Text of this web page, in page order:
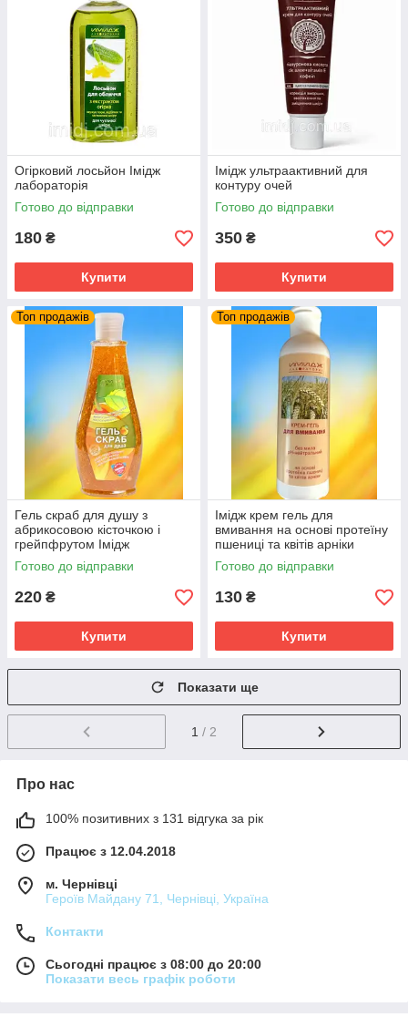
Огірковий лосьйон Імідж
лабораторія
Готово до відправки
180 ₴
Купити
Імідж ультраактивний для
контуру очей
Готово до відправки
350 ₴
Купити
Топ продажів
Гель скраб для душу з
абрикосовою кісточкою і
грейпфрутом Імідж
лабораторія
Готово до відправки
220 ₴
Купити
Топ продажів
Імідж крем гель для
вмивання на основі протеїну
пшениці та квітів арніки
Готово до відправки
130 ₴
Купити
Показати ще
1 / 2
Про нас
100% позитивних з 131 відгука за рік
Працює з 12.04.2018
м. Чернівці
Героїв Майдану 71, Чернівці, Україна
Контакти
Сьогодні працює з 08:00 до 20:00
Показати весь графік роботи